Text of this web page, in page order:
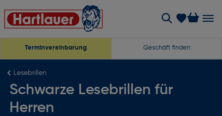
Terminvereinbarung Geschäft finden
Lesebrillen
Schwarze Lesebrillen für
Herren